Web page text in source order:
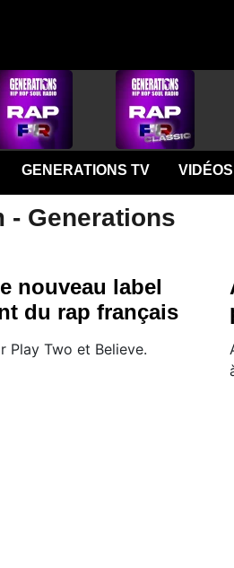
GENERATIONS TV VIDÉOS
- Generations
nouveau label
du rap français
Play Two et Believe.